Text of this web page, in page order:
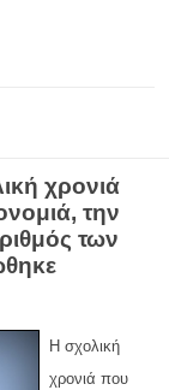
χρονιά
την
των
Η σχολική
χρονιά που